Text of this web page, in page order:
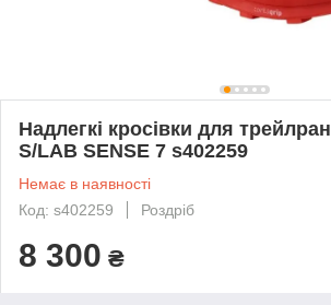
Надлегкі кросівки для
S/LAB SENSE 7 s402259
Немає в наявності
Код: s402259
Роздріб
8 300 ₴